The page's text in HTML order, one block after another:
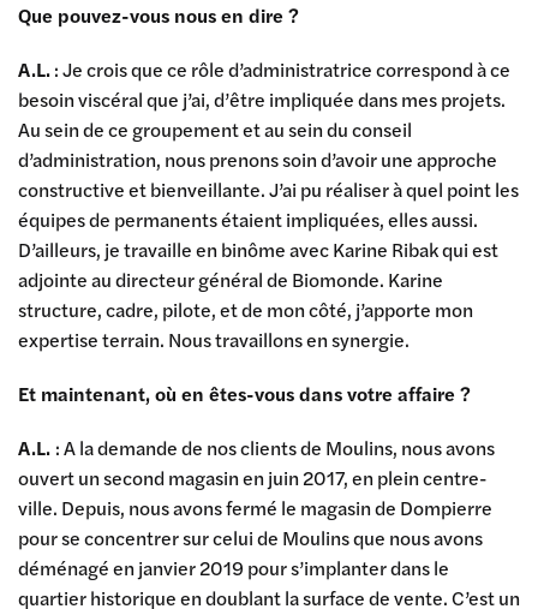
Que pouvez-vous nous en dire ?
A.L.: Je crois que ce rôle d’administratrice correspond à ce
besoin viscéral que j’ai, d’être impliquée dans mes projets.
Au sein de ce groupement et au sein du conseil
d’administration, nous prenons soin d’avoir une approche
constructive et bienveillante. J’ai pu réaliser à quel point les
équipes de permanents étaient impliquées, elles aussi.
D’ailleurs, je travaille en binôme avec Karine Ribak qui est
adjointe au directeur général de Biomonde. Karine
structure, cadre, pilote, et de mon côté, j’apporte mon
expertise terrain. Nous travaillons en synergie.
Et maintenant, où en êtes-vous dans votre affaire ?
A.L. : A la demande de nos clients de Moulins, nous avons
ouvert un second magasin en juin 2017, en plein centre-
ville. Depuis, nous avons fermé le magasin de Dompierre
pour se concentrer sur celui de Moulins que nous avons
déménagé en janvier 2019 pour s’implanter dans le
quartier historique en doublant la surface de vente. C’est un